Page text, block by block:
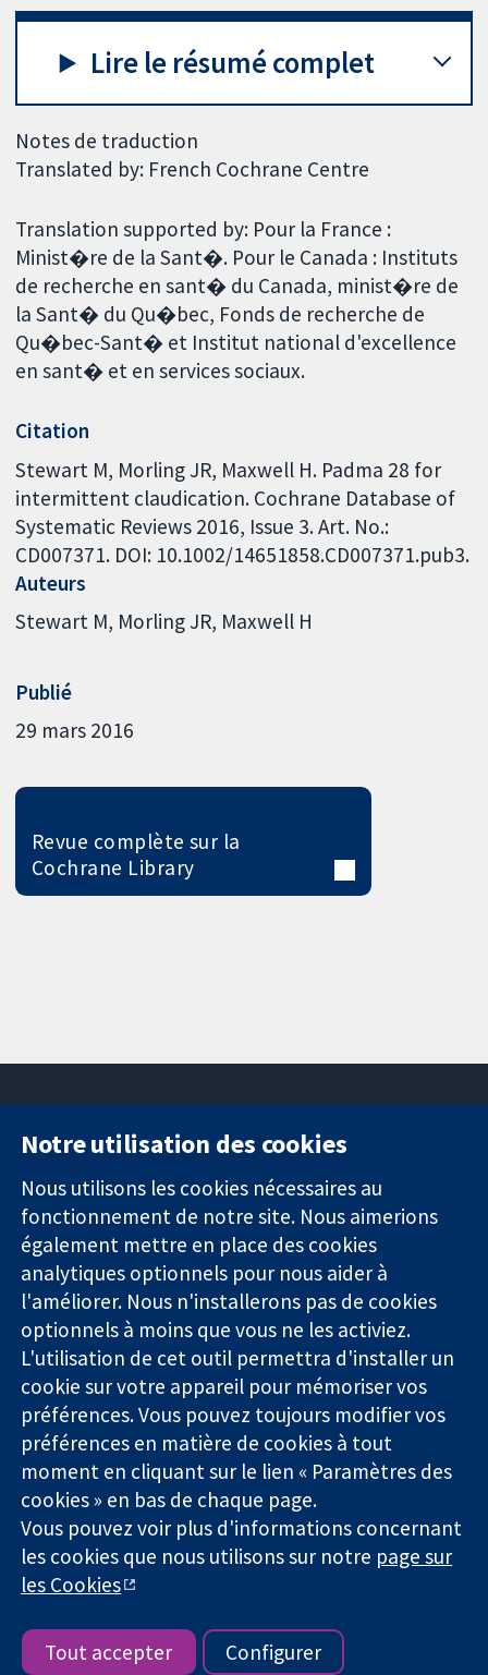
Lire le résumé complet
Notes de traduction
Translated by: French Cochrane Centre
Translation supported by: Pour la France :
Minist�re de la Sant�. Pour le Canada : Instituts
de recherche en sant� du Canada, minist�re de
la Sant� du Qu�bec, Fonds de recherche de
Qu�bec-Sant� et Institut national d'excellence
en sant� et en services sociaux.
Citation
Stewart M, Morling JR, Maxwell H. Padma 28 for
intermittent claudication. Cochrane Database of
Systematic Reviews 2016, Issue 3. Art. No.:
CD007371. DOI: 10.1002/14651858.CD007371.pub3.
Auteurs
Stewart M Morling JR Maxwell H
Publié
29 mars 2016
Revue complète sur la
Cochrane Library
Des données
probantes.
Des décisions
éclairées.
Une meilleure
santé.
11-13 Cavendish
Square
Londres
W1G0AN
Royaume-Uni
nous
Actualités
Service de
presse
Qui sommes-
nous
Offres
d'emploi
Library
La Collaboration Cochrane est une association caritative (n°
1045921) et une société à responsabilité limitée par garantie (n°
03044323) enregistrée en Angleterre et au Pays de Galles. Numéro
de TVA : GB 718 2127 49.
Copyright © 2026 The Cochrane Collaboration
Conditions Générales|Mentions légales|Politique de
confidentialité|Politique d'usage des cookies
Notre utilisation des cookies
Nous utilisons les cookies nécessaires au
fonctionnement de notre site. Nous aimerions
également mettre en place des cookies
analytiques optionnels pour nous aider à
l'améliorer. Nous n'installerons pas de cookies
optionnels à moins que vous ne les activiez.
L'utilisation de cet outil permettra d'installer un
cookie sur votre appareil pour mémoriser vos
préférences. Vous pouvez toujours modifier vos
préférences en matière de cookies à tout
moment en cliquant sur le lien « Paramètres des
cookies » en bas de chaque page.
Vous pouvez voir plus d'informations concernant
les cookies que nous utilisons sur notre page sur
les Cookies
Tout accepter Configurer